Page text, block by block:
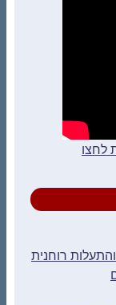
לחצו
רוחנית